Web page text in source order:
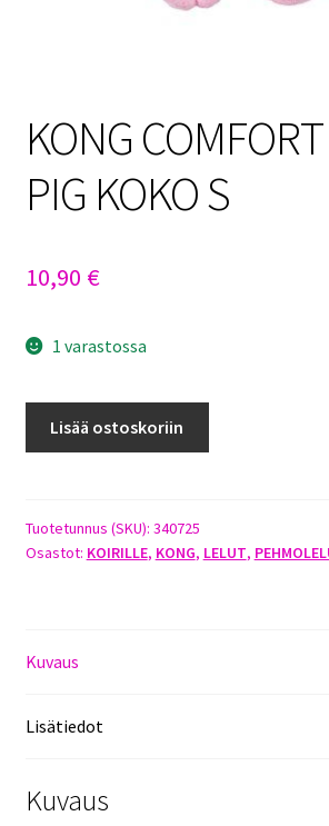
KONG
PIG KOKO S
10,90 €
1 varastossa
KOKO
S
Lisää ostoskoriin
Tuotetunnus (SKU): 340725
Osastot: KOIRILLE, KONG, LELUT,
Kuvaus
Lisätiedot
Kuvaus